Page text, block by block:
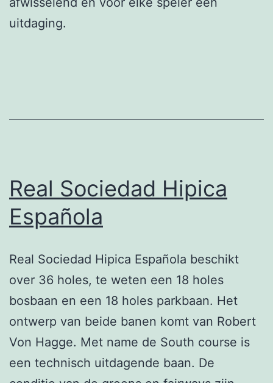
uitdaging.
Real Sociedad Hipica
Española
Real Sociedad Hipica Española beschikt
over 36 holes, te weten een 18 holes
bosbaan en een 18 holes parkbaan. Het
ontwerp van beide banen komt van Robert
Von Hagge. Met name de South course is
een technisch uitdagende baan. De